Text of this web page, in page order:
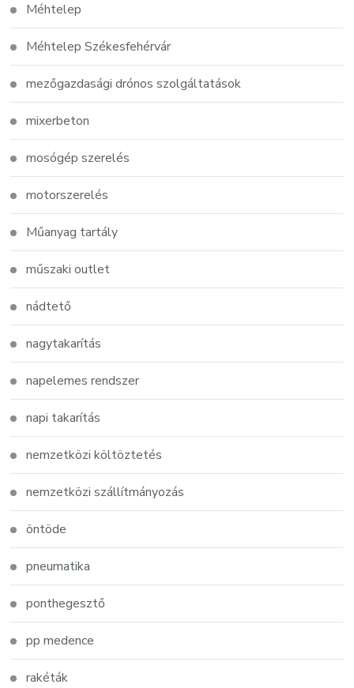
Méhtelep
Méhtelep Székesfehérvár
mezőgazdasági drónos szolgáltatások
mixerbeton
mosógép szerelés
motorszerelés
Műanyag tartály
műszaki outlet
nádtető
nagytakarítás
napelemes rendszer
napi takarítás
nemzetközi költöztetés
nemzetközi szállítmányozás
öntöde
pneumatika
ponthegesztő
pp medence
rakéták